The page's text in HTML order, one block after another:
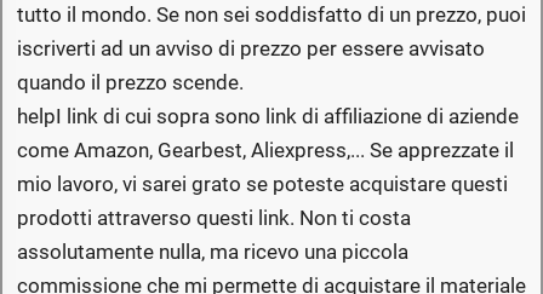
tutto il mondo. Se non sei soddisfatto di un prezzo, puoi
iscriverti ad un avviso di prezzo per essere avvisato
quando il prezzo scende.
helpI link di cui sopra sono link di affiliazione di aziende
come Amazon, Gearbest, Aliexpress,... Se apprezzate il
mio lavoro, vi sarei grato se poteste acquistare questi
prodotti attraverso questi link. Non ti costa
assolutamente nulla, ma ricevo una piccola
commissione che mi permette di acquistare il materiale